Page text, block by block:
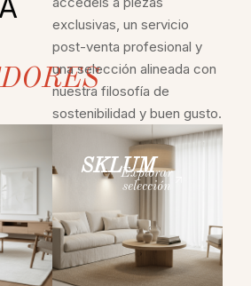
exclusivas, un servicio
post-venta profesional y
una selección alineada con
nuestra filosofía de
sostenibilidad y buen gusto.
SKLUM
Explorar
selección